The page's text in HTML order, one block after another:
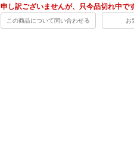
申し訳ございませんが、只今品切れ中です
この商品について問い合わせる お